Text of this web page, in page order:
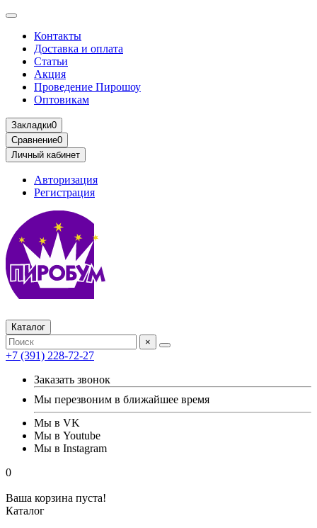
Контакты
Доставка и оплата
Статьи
Акция
Проведение Пирошоу
Оптовикам
Закладки0
Сравнение0
Личный кабинет
Авторизация
Регистрация
Каталог
×
+7 (391) 228-72-27
Заказать звонок
Мы перезвоним в ближайшее время
Мы в VK
Мы в Youtube
Мы в Instagram
0
Ваша корзина пуста!
Каталог